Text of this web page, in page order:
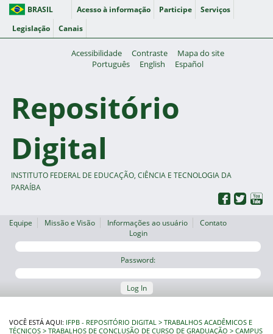
BRASIL Acesso à informação Participe
Serviços
Legislação
Canais
Acessibilidade Contraste
Mapa do site
Português
English Español
Repositório
Digital
INSTITUTO FEDERAL DE EDUCAÇÃO, CIÊNCIA E TECNOLOGIA DA
PARAÍBA
Equipe Missão e Visão Informações ao usuário
Contato
Login
Password:
Log In
VOCÊ ESTÁ AQUI: IFPB - REPOSITÓRIO DIGITAL
TRABALHOS ACADÊMICOS E
TÉCNICOS
TRABALHOS DE CONCLUSÃO DE CURSO DE GRADUAÇÃO
CAMPUS